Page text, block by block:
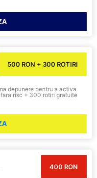
500 RON + 300 ROTIRI
depunere pentru a activa
risc + 300 rotiri gratuite
400 RON